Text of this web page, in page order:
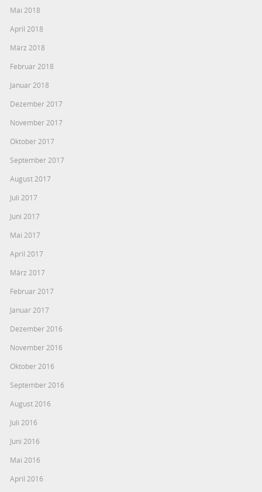
Mai 2018
April 2018
März 2018
Februar 2018
Januar 2018
Dezember 2017
November 2017
Oktober 2017
September 2017
August 2017
Juli 2017
Juni 2017
Mai 2017
April 2017
März 2017
Februar 2017
Januar 2017
Dezember 2016
November 2016
Oktober 2016
September 2016
August 2016
Juli 2016
Juni 2016
Mai 2016
April 2016